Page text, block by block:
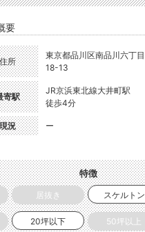
要
住所
東京都品川区南品川六丁目
18-13
寄駅
JR京浜東北線大井町駅
徒歩4分
現況 ー
特徴
居抜き スケルトン
20坪以下 50坪以上